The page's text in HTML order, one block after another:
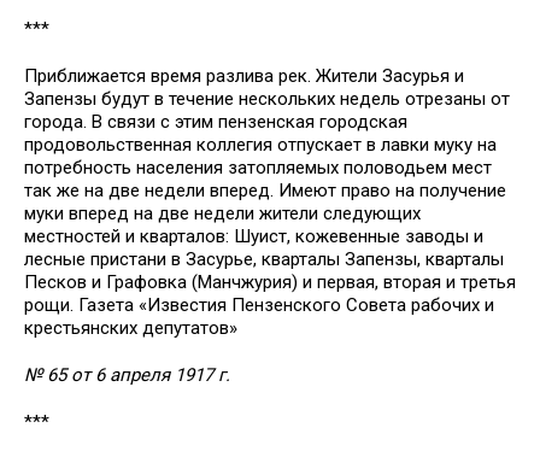
***
Приближается время разлива рек. Жители Засурья и
Запензы будут в течение нескольких недель отрезаны от
города. В связи с этим пензенская городская
продовольственная коллегия отпускает в лавки муку на
потребность населения затопляемых половодьем мест
так же на две недели вперед. Имеют право на получение
муки вперед на две недели жители следующих
местностей и кварталов: Шуист, кожевенные заводы и
лесные пристани в Засурье, кварталы Запензы, кварталы
Песков и Графовка (Манчжурия) и первая, вторая и третья
рощи. Газета «Известия Пензенского Совета рабочих и
крестьянских депутатов»
№ 65 от 6 апреля 1917 г.
***